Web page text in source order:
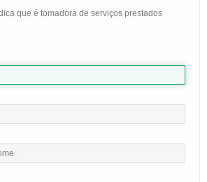
que é tomadora de serviços prestados